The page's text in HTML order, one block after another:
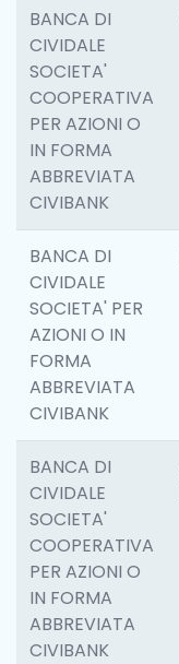
BANCA DI
CIVIDALE
SOCIETA'
COOPERATIVA
PER AZIONI O
IN FORMA
ABBREVIATA
CIVIBANK
BANCA DI
CIVIDALE
SOCIETA' PER
AZIONI O IN
FORMA
ABBREVIATA
CIVIBANK
BANCA DI
CIVIDALE
SOCIETA'
COOPERATIVA
PER AZIONI O
IN FORMA
ABBREVIATA
CIVIBANK